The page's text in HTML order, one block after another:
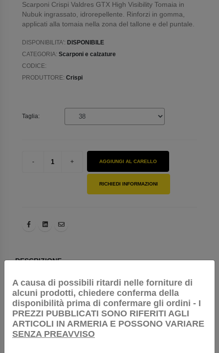
Scarponi Crispi Valdres GTX High Visibility Tomaia in
Nubuk ingrassato, idrorepellente. Rinforzi in gomma,
applicati alla tomaia nella zona del tallone e del puntale.
DISPONIBILITA': DISPONIBILE
CATEGORIA: Scarponi e calzature
CODICE:
PRODUTTORE: Crispi
Taglia:
AGGIUNGI AL CARELLO
RICHIEDI INFORMAZIONI
DESCRIZIONE
Scarponi Crispi Valdres GTX High Visibility Tomaia in
Nubuk ingrassato, idrorepellente. Rinforzi in gomma,
A causa di possibili ritardi nelle forniture di
alcuni prodotti, chiedere conferma della
disponibilità prima di confermare gli ordini - I
PREZZI PUBBLICATI SONO RIFERITI AGLI
ARTICOLI IN ARMERIA E POSSONO VARIARE
SENZA PREAVVISO